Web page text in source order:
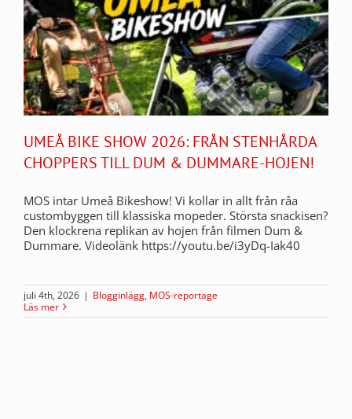
UMEÅ BIKE SHOW 2026: FRÅN STENHÅRDA
CHOPPERS TILL DUM & DUMMARE-HOJEN!
MOS intar Umeå Bikeshow! Vi kollar in allt från råa
custombyggen till klassiska mopeder. Största snackisen?
Den klockrena replikan av hojen från filmen Dum &
Dummare. Videolänk https://youtu.be/i3yDq-Iak40
juli 4th, 2026 | Blogginlägg, MOS-reportage
Läs mer